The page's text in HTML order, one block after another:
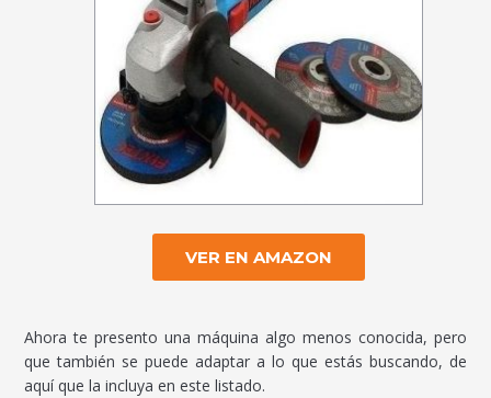
VER EN AMAZON
Ahora te presento una máquina algo menos conocida, pero
que también se puede adaptar a lo que estás buscando, de
aquí que la incluya en este listado.